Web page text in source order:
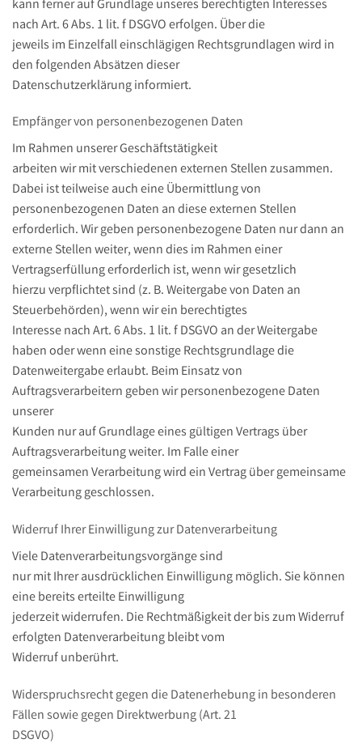
kann ferner auf Grundlage unseres berechtigten Interesses
nach Art. 6 Abs. 1 lit. f DSGVO erfolgen. Über die
jeweils im Einzelfall einschlägigen Rechtsgrundlagen wird in
den folgenden Absätzen dieser
Datenschutzerklärung informiert.
Empfänger von personenbezogenen Daten
Im Rahmen unserer Geschäftstätigkeit
arbeiten wir mit verschiedenen externen Stellen zusammen.
Dabei ist teilweise auch eine Übermittlung von
personenbezogenen Daten an diese externen Stellen
erforderlich. Wir geben personenbezogene Daten nur dann an
externe Stellen weiter, wenn dies im Rahmen einer
Vertragserfüllung erforderlich ist, wenn wir gesetzlich
hierzu verpflichtet sind (z. B. Weitergabe von Daten an
Steuerbehörden), wenn wir ein berechtigtes
Interesse nach Art. 6 Abs. 1 lit. f DSGVO an der Weitergabe
haben oder wenn eine sonstige Rechtsgrundlage die
Datenweitergabe erlaubt. Beim Einsatz von
Auftragsverarbeitern geben wir personenbezogene Daten
unserer
Kunden nur auf Grundlage eines gültigen Vertrags über
Auftragsverarbeitung weiter. Im Falle einer
gemeinsamen Verarbeitung wird ein Vertrag über gemeinsame
Verarbeitung geschlossen.
Widerruf Ihrer Einwilligung zur Datenverarbeitung
Viele Datenverarbeitungsvorgänge sind
nur mit Ihrer ausdrücklichen Einwilligung möglich. Sie können
eine bereits erteilte Einwilligung
jederzeit widerrufen. Die Rechtmäßigkeit der bis zum Widerruf
erfolgten Datenverarbeitung bleibt vom
Widerruf unberührt.
Widerspruchsrecht gegen die Datenerhebung in besonderen
Fällen sowie gegen Direktwerbung (Art. 21
DSGVO)